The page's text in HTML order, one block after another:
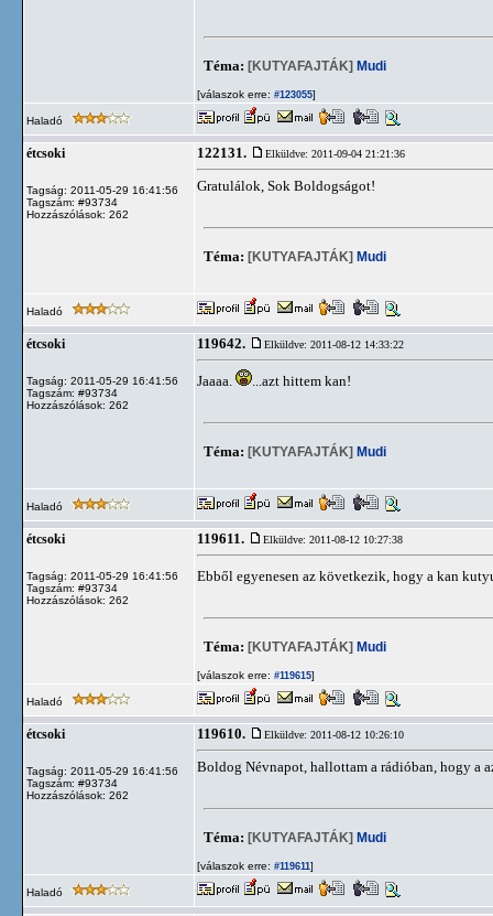
Téma: [KUTYAFAJTÁK] Mudi
[válaszok erre: #123055]
Haladó
étcsoki
Tagság: 2011-05-29 16:41:56
Tagszám: #93734
Hozzászólások: 262
122131. Elküldve: 2011-09-04 21:21:36
Gratulálok, Sok Boldogságot!
Téma: [KUTYAFAJTÁK] Mudi
Haladó
étcsoki
Tagság: 2011-05-29 16:41:56
Tagszám: #93734
Hozzászólások: 262
119642. Elküldve: 2011-08-12 14:33:22
Jaaaa. ...azt hittem kan!
Téma: [KUTYAFAJTÁK] Mudi
Haladó
étcsoki
Tagság: 2011-05-29 16:41:56
Tagszám: #93734
Hozzászólások: 262
119611. Elküldve: 2011-08-12 10:27:38
Ebből egyenesen az következik, hogy a kan
Téma: [KUTYAFAJTÁK] Mudi
[válaszok erre: #119615]
Haladó
étcsoki
Tagság: 2011-05-29 16:41:56
Tagszám: #93734
Hozzászólások: 262
119610. Elküldve: 2011-08-12 10:26:10
Boldog Névnapot, hallottam a rádióban, hogy a
Téma: [KUTYAFAJTÁK] Mudi
[válaszok erre: #119611]
Haladó